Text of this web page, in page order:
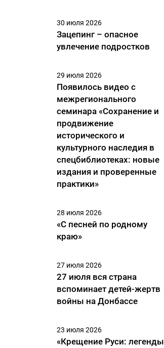
30 июля 2026
Зацепинг – опасное
увлечение подростков
29 июля 2026
Появилось видео с
межрегионального
семинара «Сохранение и
продвижение
исторического и
культурного наследия в
спецбиблиотеках: новые
издания и проверенные
практики»
28 июля 2026
«С песней по родному
краю»
27 июля 2026
27 июля вся страна
вспоминает детей-жертв
войны на Донбассе
23 июля 2026
«Крещение Руси: легенды